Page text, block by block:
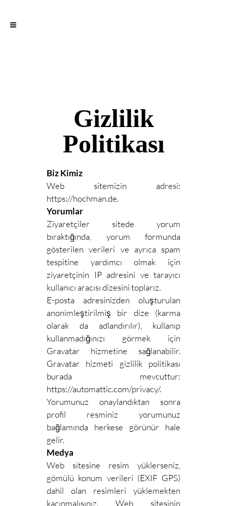
Gizlilik
Politikası
Biz Kimiz
Web sitemizin adresi:
https://hochman.de.
Yorumlar
Ziyaretçiler sitede yorum
bıraktığında, yorum formunda
gösterilen verileri ve ayrıca spam
tespitine yardımcı olmak için
ziyaretçinin IP adresini ve tarayıcı
kullanıcı aracısı dizesini toplarız.
E-posta adresinizden oluşturulan
anonimleştirilmiş bir dize (karma
olarak da adlandırılır), kullanıp
kullanmadığınızı görmek için
Gravatar hizmetine sağlanabilir.
Gravatar hizmeti gizlilik politikası
burada mevcuttur:
https://automattic.com/privacy/.
Yorumunuz onaylandıktan sonra
profil resminiz yorumunuz
bağlamında herkese görünür hale
gelir.
Medya
Web sitesine resim yüklerseniz,
gömülü konum verileri (EXIF GPS)
dahil olan resimleri yüklemekten
kaçınmalısınız. Web sitesinin